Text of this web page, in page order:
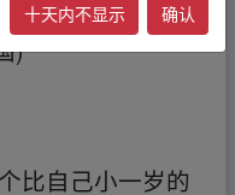
)
自己小一岁的
十天内不显示 确认